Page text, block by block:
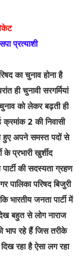
प्रत्याशी
का चुनाव होना है
चुनावी सरगर्मियां
को लेकर बढ़ती ही
क्रमांक 2 की निवासी
हुए अपने समस्त पदों से
प्रभारी खुर्शीद
की सदस्यता ग्रहण
पालिका परिषद बिजुरी
भारतीय जनता पार्टी में
बहुत से लोग नाराज
भाप रहे हैं जिस तरीके
रहा है ऐसा लग रहा